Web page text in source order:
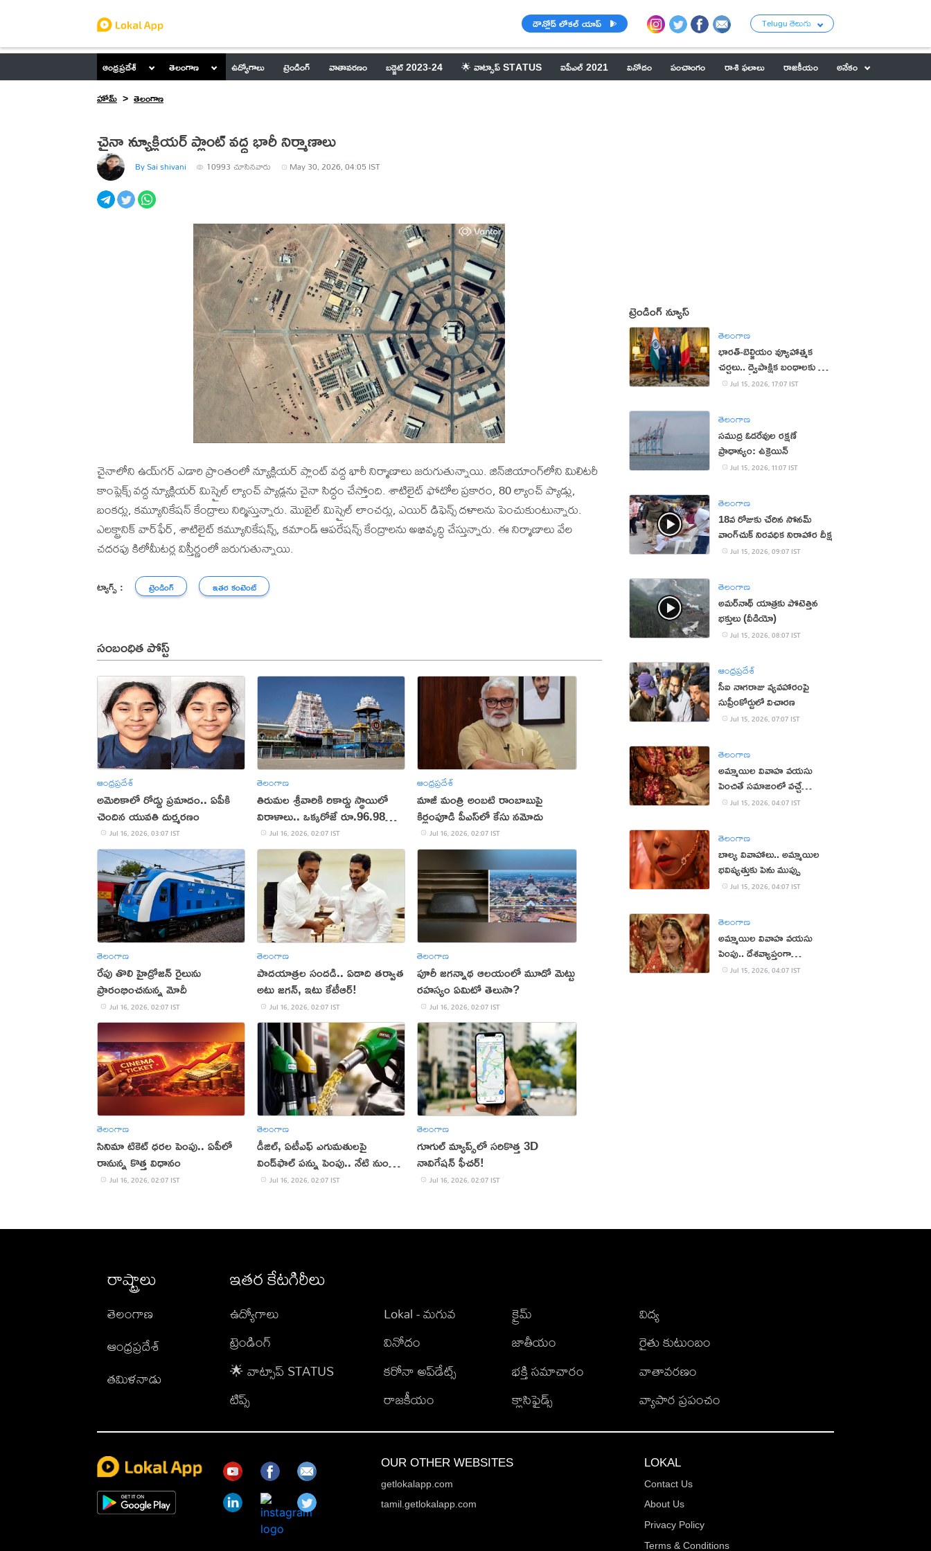
డౌన్లోడ్ లోకల్ యాప్ Telugu తెలుగు
ఆంధ్రప్రదేశ్ తెలంగాణ ఉద్యోగాలు ట్రెండింగ్ వాతావరణం బడ్జెట్ 2023-24 🌟 వాట్సాప్ STATUS ఐపీఎల్ 2021 వినోదం పంచాంగం రాశి ఫలాలు రాజకీయం
అనేకం
హోమ్
తెలంగాణ
చైనా న్యూక్లియర్ ప్లాంట్ వద్ద భారీ నిర్మాణాలు
By Sai shivani 10993 చూసినవారు May 30, 2026, 04:05 IST
చైనాలోని ఉయ్‌గర్ ఎడారి ప్రాంతంలో న్యూక్లియర్ ప్లాంట్ వద్ద భారీ నిర్మాణాలు జరుగుతున్నాయి. జిన్‌జియాంగ్‌లోని మిలిటరీ
కాంప్లెక్స్ వద్ద న్యూక్లియర్ మిస్సైల్ ల్యాంచ్ ప్యాడ్లను చైనా సిద్ధం చేస్తోంది. శాటిలైట్ ఫోటోల ప్రకారం, 80 ల్యాంచ్ ప్యాడ్లు,
బంకర్లు, కమ్యూనికేషన్ కేంద్రాలు నిర్మిస్తున్నారు. మొబైల్ మిస్సైల్ లాంచర్లు, ఎయిర్ డిఫెన్స్ దళాలను పెంచుకుంటున్నారు.
ఎలక్ట్రానిక్ వార్‌ఫేర్, శాటిలైట్ కమ్యూనికేషన్స్, కమాండ్ ఆపరేషన్స్ కేంద్రాలను అభివృద్ధి చేస్తున్నారు. ఈ నిర్మాణాలు వేల
చదరపు కిలోమీటర్ల విస్తీర్ణంలో జరుగుతున్నాయి.
ట్యాగ్స్ : ట్రెండింగ్ ఇతర కంటెంట్
సంబంధిత పోస్ట్
ఆంధ్రప్రదేశ్
అమెరికాలో రోడ్డు ప్రమాదం.. ఏపీకి
చెందిన యువతి దుర్మరణం
Jul 16, 2026, 03:07 IST
తెలంగాణ
తిరుమల శ్రీవారికి రికార్డు స్థాయిలో
విరాళాలు.. ఒక్కరోజే రూ.96.98
కోట్లుJul 16, 2026, 02:07 IST
ఆంధ్రప్రదేశ్
మాజీ మంత్రి అంబటి రాంబాబుపై
కిర్లంపూడి పీఎస్‌లో కేసు నమోదు
Jul 16, 2026, 02:07 IST
తెలంగాణ
రేపు తొలి హైడ్రోజన్ రైలును
ప్రారంభించనున్న మోదీ
Jul 16, 2026, 02:07 IST
తెలంగాణ
పాదయాత్రల సందడి.. ఏడాది తర్వాత
అటు జగన్, ఇటు కేటీఆర్!
Jul 16, 2026, 02:07 IST
తెలంగాణ
పూరీ జగన్నాథ ఆలయంలో మూడో మెట్టు
రహస్యం ఏమిటో తెలుసా?
Jul 16, 2026, 02:07 IST
తెలంగాణ
సినిమా టికెట్ ధరల పెంపు.. ఏపీలో
రానున్న కొత్త విధానం
Jul 16, 2026, 02:07 IST
తెలంగాణ
డీజిల్, ఏటీఎఫ్ ఎగుమతులపై
విండ్‌ఫాల్ పన్ను పెంపు.. నేటి నుంచే
అమలు
Jul 16, 2026, 02:07 IST
తెలంగాణ
గూగుల్ మ్యాప్స్‌లో సరికొత్త 3D
నావిగేషన్ ఫీచర్!
Jul 16, 2026, 02:07 IST
ట్రెండింగ్ న్యూస్
తెలంగాణ
భారత్-బెల్జియం వ్యూహాత్మక
చర్చలు.. ద్వైపాక్షిక బంధాలకు కొత్త
ఊపుJul 15, 2026, 17:07 IST
తెలంగాణ
సముద్ర ఓడరేవుల రక్షణే
ప్రాధాన్యం: ఉక్రెయిన్
Jul 15, 2026, 11:07 IST
తెలంగాణ
18వ రోజుకు చేరిన సోనమ్
వాంగ్‌చుక్ నిరవధిక నిరాహార దీక్ష
Jul 15, 2026, 09:07 IST
తెలంగాణ
అమర్‌నాథ్ యాత్రకు పోటెత్తిన
భక్తులు (వీడియో)
Jul 15, 2026, 08:07 IST
ఆంధ్రప్రదేశ్
సీఐ నాగరాజు వ్యవహారంపై
సుప్రీంకోర్టులో విచారణ
Jul 15, 2026, 07:07 IST
తెలంగాణ
అమ్మాయిల వివాహ వయసు
పెంచితే సమాజంలో వచ్చే
మార్పులు ఇవే!
Jul 15, 2026, 04:07 IST
తెలంగాణ
బాల్య వివాహాలు.. అమ్మాయిల
భవిష్యత్తుకు పెను ముప్పు
Jul 15, 2026, 04:07 IST
తెలంగాణ
అమ్మాయిల వివాహ వయసు
పెంపు.. దేశవ్యాప్తంగా
భిన్నాభిప్రాయాలు
Jul 15, 2026, 04:07 IST
రాష్ట్రాలు
తెలంగాణ
ఆంధ్రప్రదేశ్
తమిళనాడు
ఇతర కేటగిరీలు
ఉద్యోగాలు
ట్రెండింగ్
🌟 వాట్సాప్ STATUS
టిప్స్
Lokal - మగువ
వినోదం
కరోనా అప్‌డేట్స్
రాజకీయం
క్రైమ్
జాతీయం
భక్తి సమాచారం
క్లాసిఫైడ్స్
విద్య
రైతు కుటుంబం
వాతావరణం
వ్యాపార ప్రపంచం
OUR OTHER WEBSITES
getlokalapp.com
tamil.getlokalapp.com
LOKAL
Contact Us
About Us
Privacy Policy
Terms & Conditions